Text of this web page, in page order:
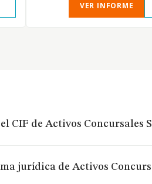
VER INFORME
CIF de Activos Concursales
jurídica de Activos